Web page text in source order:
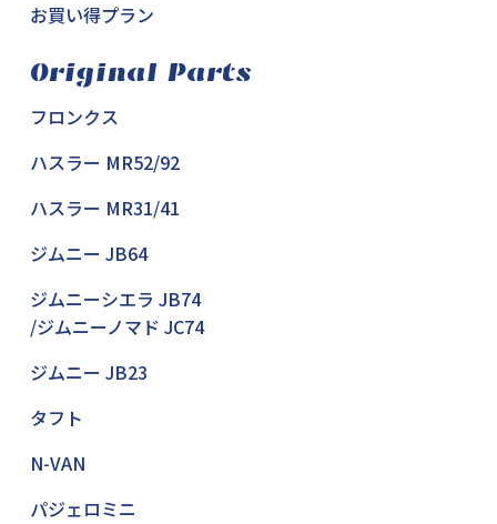
お買い得プラン
Original Parts
フロンクス
ハスラー MR52/92
ハスラー MR31/41
ジムニー JB64
ジムニーシエラ JB74
/ジムニーノマド JC74
ジムニー JB23
タフト
N-VAN
パジェロミニ